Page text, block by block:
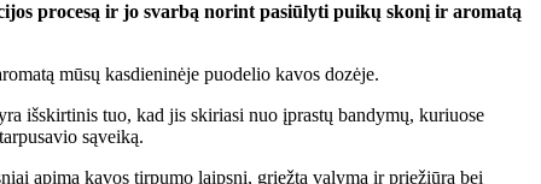
procesą ir jo svarbą norint pasiūlyti puikų skonį ir aromatą
išskirtinis tuo, kad jis skiriasi nuo įprastų bandymų, kuriuose
sąveiką.
apima kavos tirpumo laipsnį, griežtą valymą ir priežiūrą bei